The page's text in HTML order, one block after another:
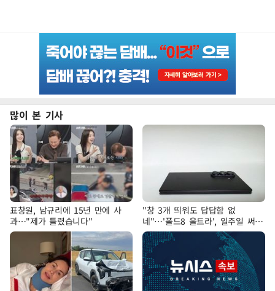
많이 본 기사
표창원, 남규리에 15년 만에 사
과…"제가 틀렸습니다"
"창 3개 띄워도 답답함 없
네"…'폴드8 울트라', 일주일 써보
니